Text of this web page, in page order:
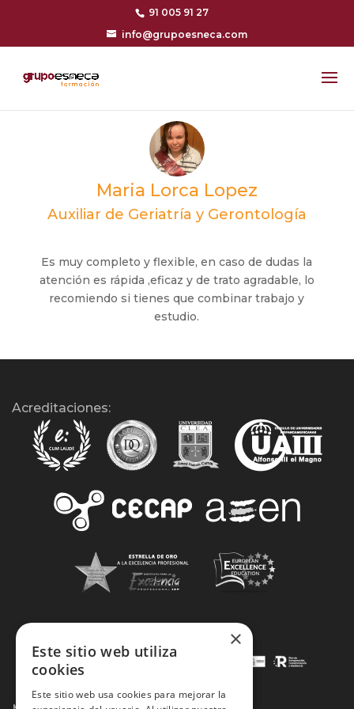
91 005 91 27
info@grupoesneca.com
Maria Lorca Lopez
Auxiliar de Geriatría y Gerontología
Es muy completo y flexible, en caso de dudas la
atención es rápida ,eficaz y de trato agradable, lo
recomiendo si tienes que combinar trabajo y
estudio.
Acreditaciones:
×
Este sitio web utiliza
cookies
Este sitio web usa cookies para mejorar la